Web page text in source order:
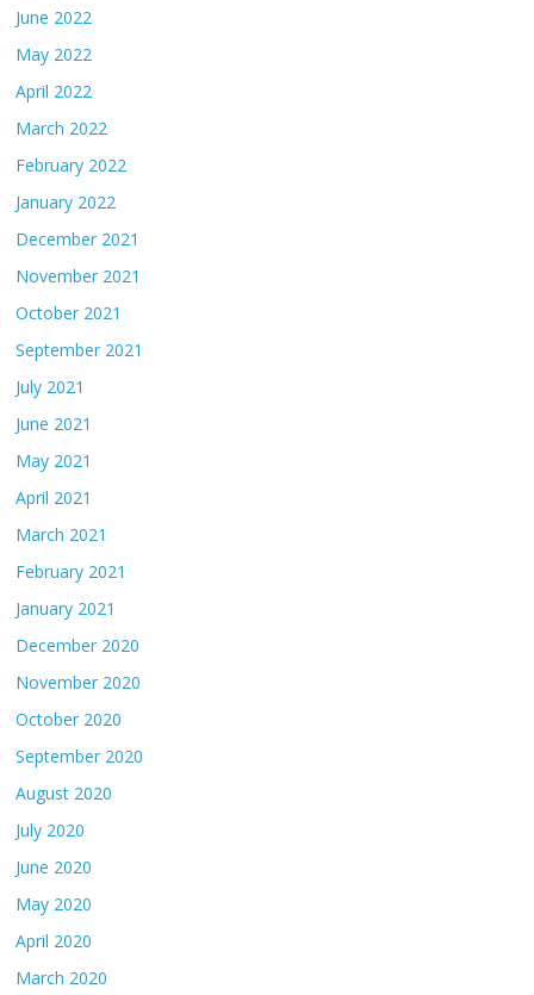
June 2022
May 2022
April 2022
March 2022
February 2022
January 2022
December 2021
November 2021
October 2021
September 2021
July 2021
June 2021
May 2021
April 2021
March 2021
February 2021
January 2021
December 2020
November 2020
October 2020
September 2020
August 2020
July 2020
June 2020
May 2020
April 2020
March 2020